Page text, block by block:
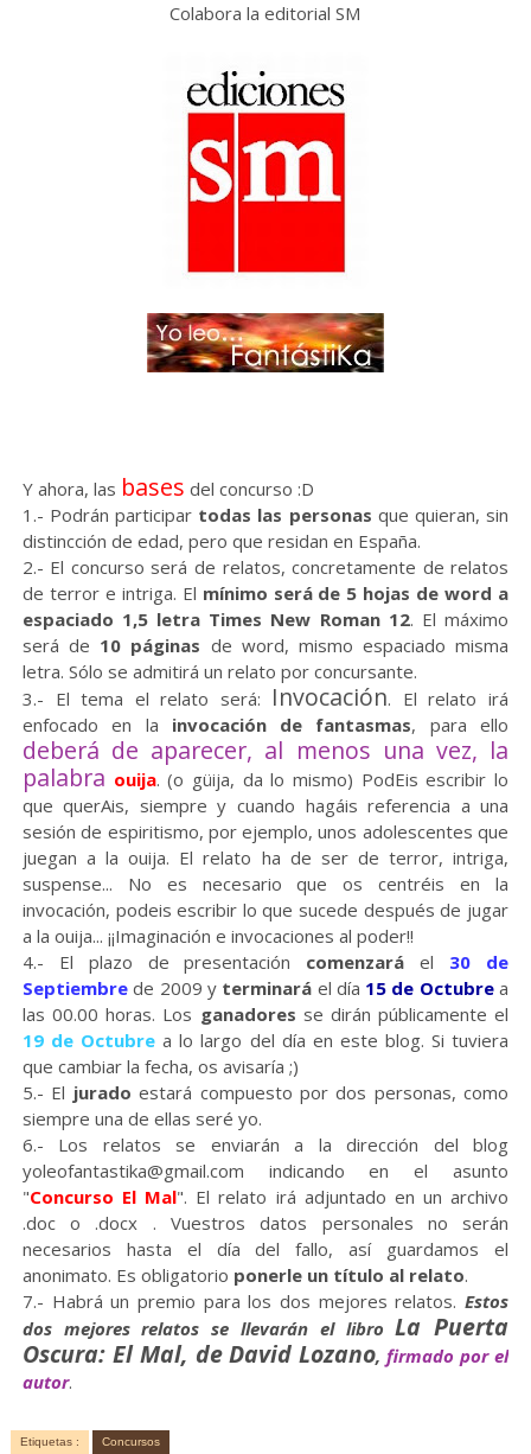
Colabora la editorial SM
Y ahora, las bases del concurso :D
1.- Podrán participar todas las personas que quieran, sin
distincción de edad, pero que residan en España.
2.- El concurso será de relatos, concretamente de relatos
de terror e intriga. El mínimo será de 5 hojas de word a
espaciado 1,5 letra Times New Roman 12. El máximo
será de 10 páginas de word, mismo espaciado misma
letra. Sólo se admitirá un relato por concursante.
3.- El tema el relato será: Invocación. El relato irá
enfocado en la invocación de fantasmas, para ello
deberá de aparecer, al menos una vez, la
palabra ouija. (o güija, da lo mismo) PodEis escribir lo
que querAis, siempre y cuando hagáis referencia a una
sesión de espiritismo, por ejemplo, unos adolescentes que
juegan a la ouija. El relato ha de ser de terror, intriga,
suspense... No es necesario que os centréis en la
invocación, podeis escribir lo que sucede después de jugar
a la ouija... ¡¡Imaginación e invocaciones al poder!!
4.- El plazo de presentación comenzará el 30 de
Septiembrede 2009 yterminará el día 15 de Octubrea
las 00.00 horas. Los ganadores se dirán públicamente el
19 de Octubre a lo largo del día en este blog. Si tuviera
que cambiar la fecha, os avisaría ;)
5.- El jurado estará compuesto por dos personas, como
siempre una de ellas seré yo.
6.- Los relatos se enviarán a la dirección del blog
yoleofantastika@gmail.com indicando en el asunto
"Concurso El Mal". El relato irá adjuntado en un archivo
.doc o .docx . Vuestros datos personales no serán
necesarios hasta el día del fallo, así guardamos el
anonimato. Es obligatorio ponerle un título al relato.
7.- Habrá un premio para los dos mejores relatos.Estos
dos mejores relatos se llevarán el libroLa Puerta
Oscura: El Mal, de David Lozano,firmado por el
autor.
Etiquetas : Concursos